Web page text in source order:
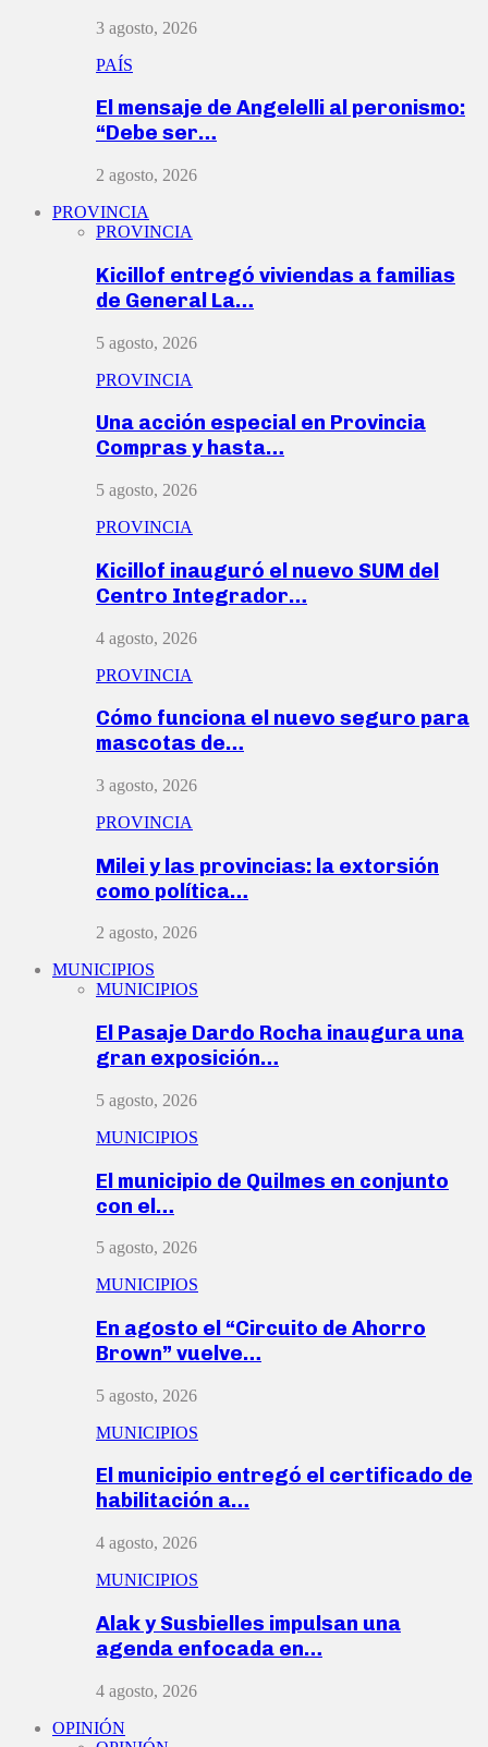
3 agosto, 2026
PAÍS
El mensaje de Angelelli al peronismo:
“Debe ser…
2 agosto, 2026
PROVINCIA
PROVINCIA
Kicillof entregó viviendas a familias
de General La…
5 agosto, 2026
PROVINCIA
Una acción especial en Provincia
Compras y hasta…
5 agosto, 2026
PROVINCIA
Kicillof inauguró el nuevo SUM del
Centro Integrador…
4 agosto, 2026
PROVINCIA
Cómo funciona el nuevo seguro para
mascotas de…
3 agosto, 2026
PROVINCIA
Milei y las provincias: la extorsión
como política…
2 agosto, 2026
MUNICIPIOS
MUNICIPIOS
El Pasaje Dardo Rocha inaugura una
gran exposición…
5 agosto, 2026
MUNICIPIOS
El municipio de Quilmes en conjunto
con el…
5 agosto, 2026
MUNICIPIOS
En agosto el “Circuito de Ahorro
Brown” vuelve…
5 agosto, 2026
MUNICIPIOS
El municipio entregó el certificado de
habilitación a…
4 agosto, 2026
MUNICIPIOS
Alak y Susbielles impulsan una
agenda enfocada en…
4 agosto, 2026
OPINIÓN